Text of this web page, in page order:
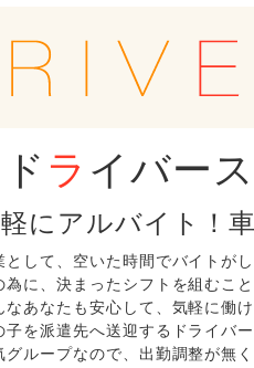
ド ラ イバー
にアルバイト！
として、空いた時間でバイトが
為に、決まったシフトを組むこ
なあなたも安心して、気軽に働
子を派遣先へ送迎するドライバ
グループなので、出勤調整が無